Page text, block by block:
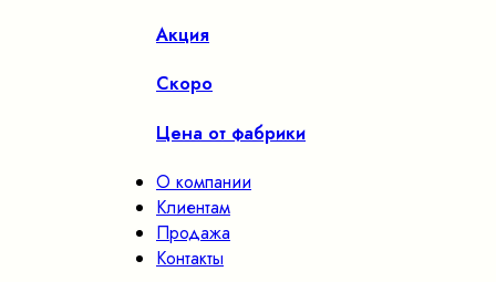
Акция
Скоро
Цена от фабрики
О компании
Клиентам
Продажа
Контакты